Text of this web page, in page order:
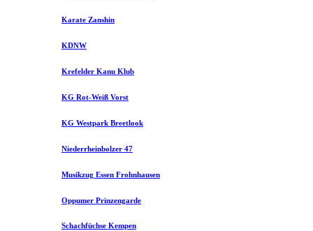
Karate Zanshin
KDNW
Krefelder Kanu Klub
KG Rot-Weiß Vorst
KG Westpark Breetlook
Niederrheinbolzer 47
Musikzug Essen Frohnhausen
Oppumer Prinzengarde
Schachfüchse Kempen